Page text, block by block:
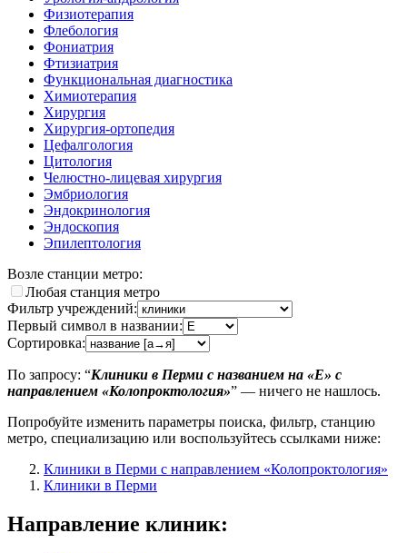
Физиотерапия
Флебология
Фониатрия
Фтизиатрия
Функциональная диагностика
Химиотерапия
Хирургия
Хирургия-ортопедия
Цефалгология
Цитология
Челюстно-лицевая хирургия
Эмбриология
Эндокринология
Эндоскопия
Эпилептология
Возле станции метро:
Любая станция метро
Фильтр учреждений:
Первый символ в названии:
Сортировка:
По запросу: “Клиники в Перми с названием на «E» с
направлением «Колопроктология»” — ничего не нашлось.
Попробуйте изменить параметры поиска, фильтр, станцию
метро, специализацию или воспользуйтесь ссылками ниже:
Клиники в Перми с направлением «Колопроктология»
Клиники в Перми
Направление клиник: